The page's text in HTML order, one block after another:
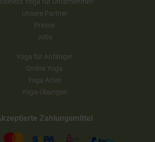
Unsere Partner
Presse
Jobs
Yoga für Anfänger
Online Yoga
Yoga Arten
Yoga-Übungen
Zahlungsmittel